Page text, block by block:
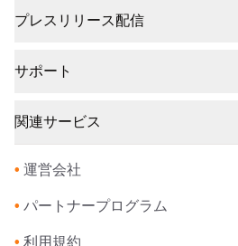
プレスリリース配信
サポート
関連サービス
• 運営会社
• パートナープログラム
• 利用規約